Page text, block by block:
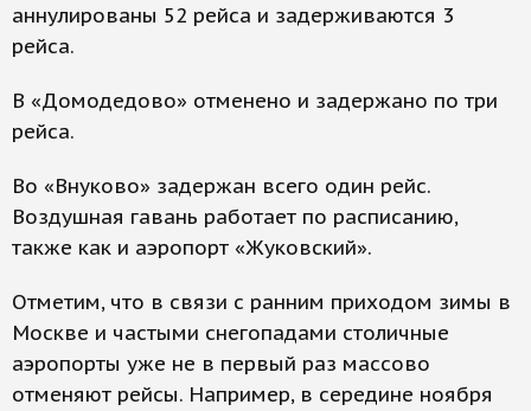
аннулированы 52 рейса и задерживаются 3
рейса.
В «Домодедово» отменено и задержано по три
рейса.
Во «Внуково» задержан всего один рейс.
Воздушная гавань работает по расписанию,
также как и аэропорт «Жуковский».
Отметим, что в связи с ранним приходом зимы в
Москве и частыми снегопадами столичные
аэропорты уже не в первый раз массово
отменяют рейсы. Например, в середине ноября